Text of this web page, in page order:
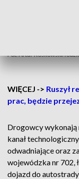
Fot. Artur Koskowski/
WIĘCEJ -> Ruszył
prac, będzie
Drogowcy wykonają
kanał
odwadniające oraz
wojewódzka nr 702,
dojazd do